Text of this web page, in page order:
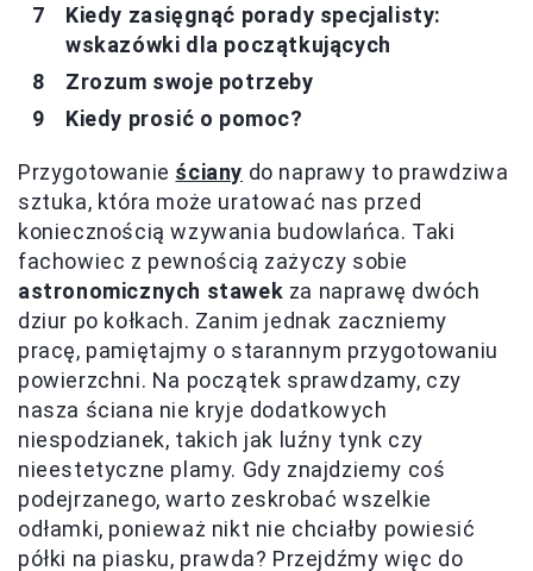
Kiedy zasięgnąć porady specjalisty:
wskazówki dla początkujących
Zrozum swoje potrzeby
Kiedy prosić o pomoc?
Przygotowanie ściany do naprawy to prawdziwa
sztuka, która może uratować nas przed
koniecznością wzywania budowlańca. Taki
fachowiec z pewnością zażyczy sobie
astronomicznych stawek za naprawę dwóch
dziur po kołkach. Zanim jednak zaczniemy
pracę, pamiętajmy o starannym przygotowaniu
powierzchni. Na początek sprawdzamy, czy
nasza ściana nie kryje dodatkowych
niespodzianek, takich jak luźny tynk czy
nieestetyczne plamy. Gdy znajdziemy coś
podejrzanego, warto zeskrobać wszelkie
odłamki, ponieważ nikt nie chciałby powiesić
półki na piasku, prawda? Przejdźmy więc do